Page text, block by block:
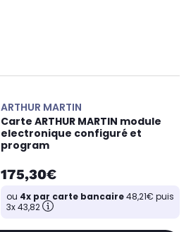
ARTHUR MARTIN
Carte ARTHUR MARTIN module
electronique configuré et
program
175,30€
ou 4x par carte bancaire48,21€ puis
3x 43,82